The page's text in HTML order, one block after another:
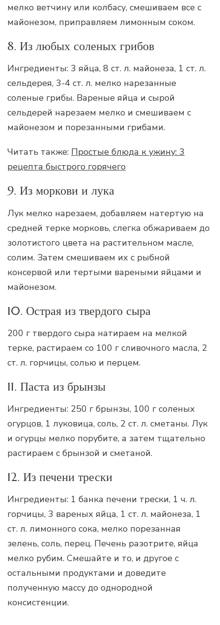
мелко ветчину или колбасу, смешиваем все с
майонезом, приправляем лимонным соком.
8. Из любых соленых грибов
Ингредиенты: 3 яйца, 8 ст. л. майонеза, 1 ст. л.
сельдерея, 3-4 ст. л. мелко нарезанные
соленые грибы. Вареные яйца и сырой
сельдерей нарезаем мелко и смешиваем с
майонезом и порезанными грибами.
Читать также: Простые блюда к ужину: 3
рецепта быстрого горячего
9. Из моркови и лука
Лук мелко нарезаем, добавляем натертую на
средней терке морковь, слегка обжариваем до
золотистого цвета на растительном масле,
солим. Затем смешиваем их с рыбной
консервой или тертыми вареными яйцами и
майонезом.
10. Острая из твердого сыра
200 г твердого сыра натираем на мелкой
терке, растираем со 100 г сливочного масла, 2
ст. л. горчицы, солью и перцем.
11. Паста из брынзы
Ингредиенты: 250 г брынзы, 100 г соленых
огурцов, 1 луковица, соль, 2 ст. л. сметаны. Лук
и огурцы мелко порубите, а затем тщательно
растираем с брынзой и сметаной.
12. Из печени трески
Ингредиенты: 1 банка печени трески, 1 ч. л.
горчицы, 3 вареных яйца, 1 ст. л. майонеза, 1
ст. л. лимонного сока, мелко порезанная
зелень, соль, перец. Печень разотрите, яйца
мелко рубим. Смешайте и то, и другое с
остальными продуктами и доведите
полученную массу до однородной
консистенции.